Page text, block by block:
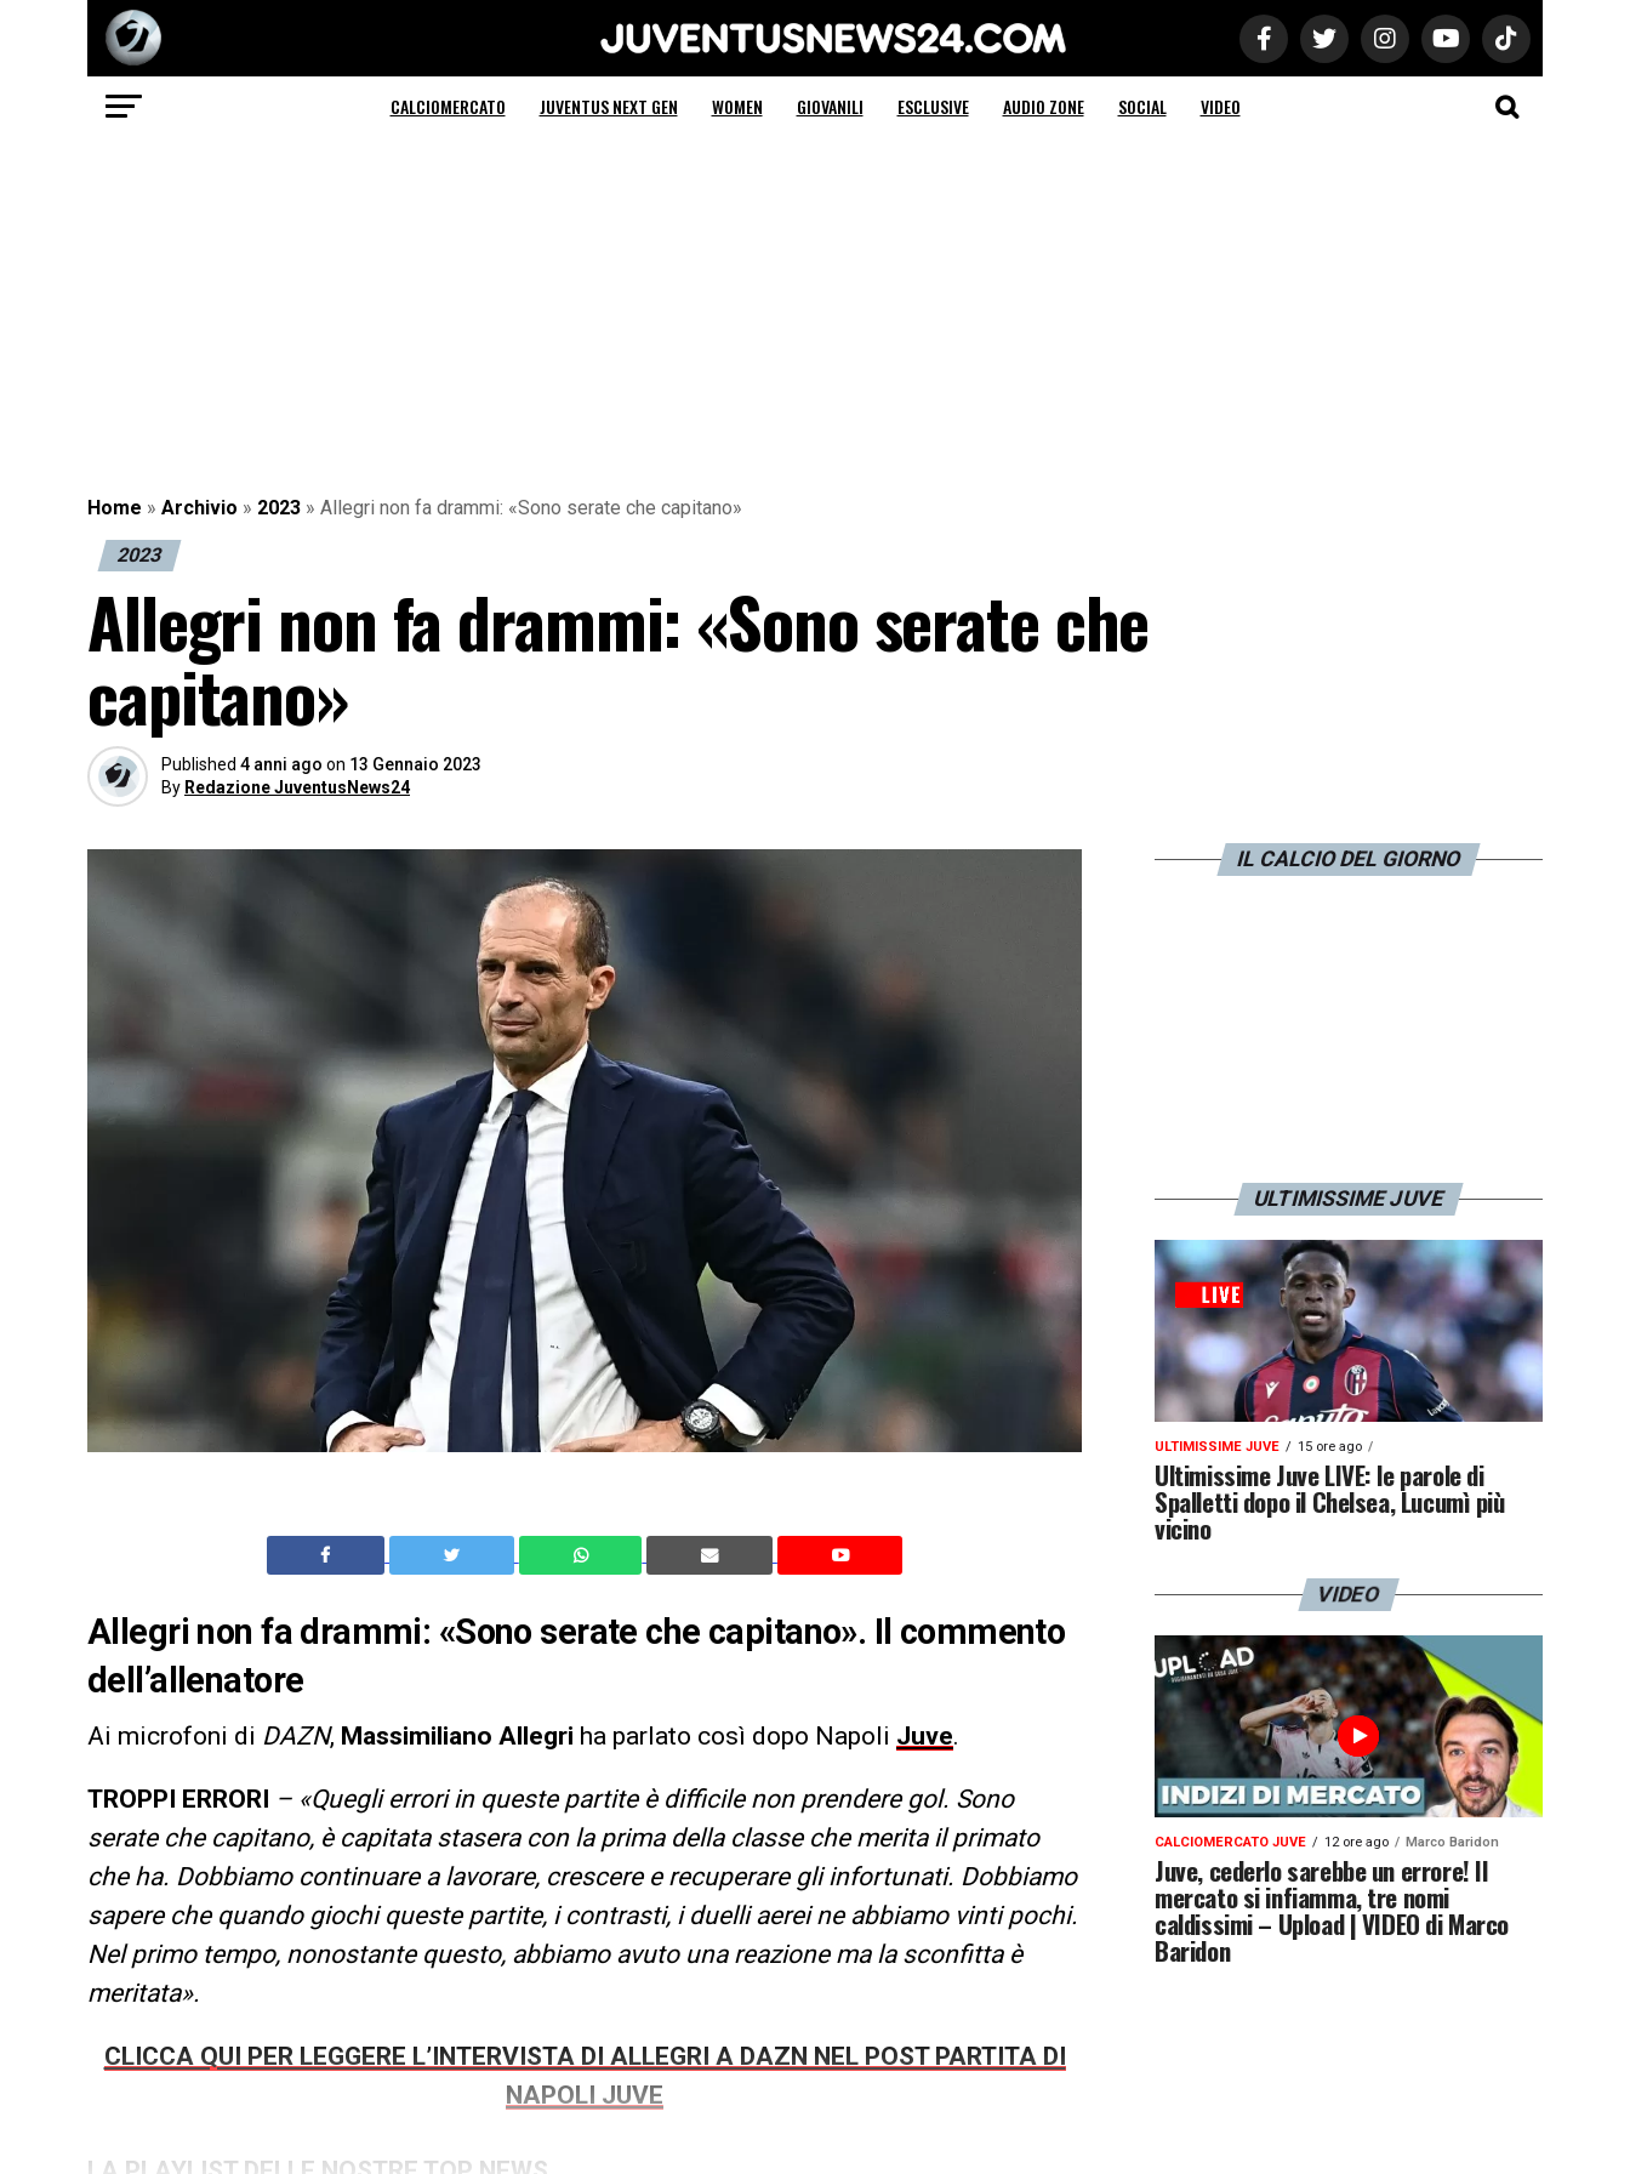
Juventus News 24
CALCIOMERCATO JUVENTUS NEXT GEN WOMEN GIOVANILI ESCLUSIVE AUDIO ZONE SOCIAL VIDEO
Home » Archivio » 2023 » Allegri non fa drammi: «Sono serate che capitano»
2023
Allegri non fa drammi: «Sono serate che
capitano»
Published 4 anni ago on 13 Gennaio 2023
By Redazione JuventusNews24
Allegri non fa drammi: «Sono serate che capitano». Il commento
dell’allenatore
Ai microfoni di DAZN, Massimiliano Allegri ha parlato così dopo Napoli Juve.
TROPPI ERRORI – «Quegli errori in queste partite è difficile non prendere gol. Sono
serate che capitano, è capitata stasera con la prima della classe che merita il primato
che ha. Dobbiamo continuare a lavorare, crescere e recuperare gli infortunati. Dobbiamo
sapere che quando giochi queste partite, i contrasti, i duelli aerei ne abbiamo vinti pochi.
Nel primo tempo, nonostante questo, abbiamo avuto una reazione ma la sconfitta è
meritata».
CLICCA QUI PER LEGGERE L’INTERVISTA DI ALLEGRI A DAZN NEL POST PARTITA DI
NAPOLI JUVE
IL CALCIO DEL GIORNO
ULTIMISSIME JUVE
ULTIMISSIME JUVE 15 ore ago
Ultimissime Juve LIVE: le parole di
Spalletti dopo il Chelsea, Lucumì più
vicino
VIDEO
CALCIOMERCATO JUVE 12 ore ago Marco Baridon
Juve, cederlo sarebbe un errore! Il
mercato si infiamma, tre nomi
caldissimi – Upload | VIDEO di Marco
Baridon